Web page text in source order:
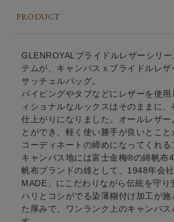
PRODUCT
GLENROYALブライドルレザーシリ
テムが、キャンバスｘブライドルレザ
サッチェルバッグ。
パイピングやタブなどにレザーを使
ィショナルなルックスはそのままに
仕上がりになりました。オールレザー
とができ、軽く使い勝手が良いとこと
コーディネートの締めになってくれる
キャンバス地には富士金梅®の綿帆布
帆布ブランドの雄として、1948年会
MADE」にこだわりながら伝統を守り
ハリとコシがでる染薄糊付け加工が施
た厚みで、ワンランク上のキャンバス